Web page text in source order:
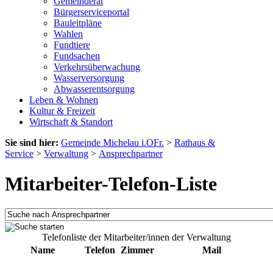
Bürgerserviceportal
Bauleitpläne
Wahlen
Fundtiere
Fundsachen
Verkehrsüberwachung
Wasserversorgung
Abwasserentsorgung
Leben & Wohnen
Kultur & Freizeit
Wirtschaft & Standort
Sie sind hier: Gemeinde Michelau i.OFr. > Rathaus &
Service > Verwaltung > Ansprechpartner
Mitarbeiter-Telefon-Liste
Telefonliste der Mitarbeiter/innen der Verwaltung
Name
Telefon Zimmer Mail